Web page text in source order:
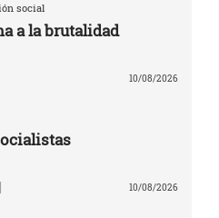
social
a la brutalidad
10/08/2026
| 10/08/2026